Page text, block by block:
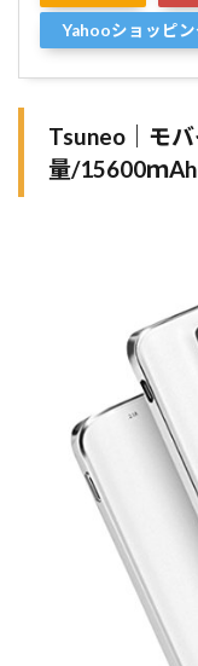
Yahooショッピン
Tsuneo｜モ
量/15600ｍAh